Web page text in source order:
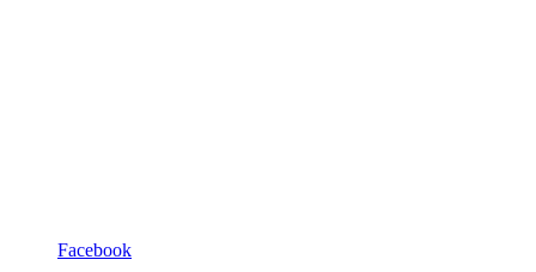
Facebook